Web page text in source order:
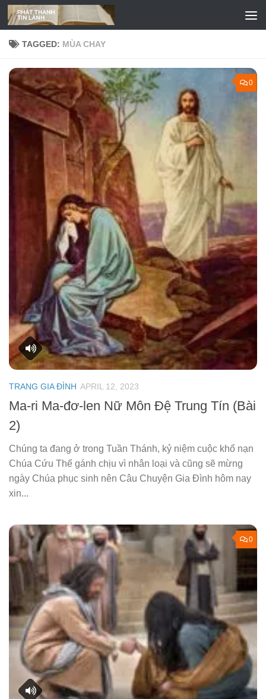
Skip to content
TAGGED: MÙA CHAY
0
TRANG GIA ĐÌNH APRIL 12, 2023
Ma-ri Ma-đơ-len Nữ Môn Đệ Trung Tín (Bài
2)
Chúng ta đang ở trong Tuần Thánh, kỷ niệm cuộc khổ nạn
Chúa Cứu Thế gánh chịu vì nhân loại và cũng sẽ mừng
ngày Chúa phục sinh nên Câu Chuyện Gia Đình hôm nay
xin...
0